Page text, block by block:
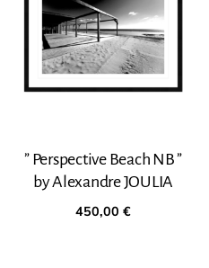
” Perspective Beach NB ”
by Alexandre JOULIA
450,00€